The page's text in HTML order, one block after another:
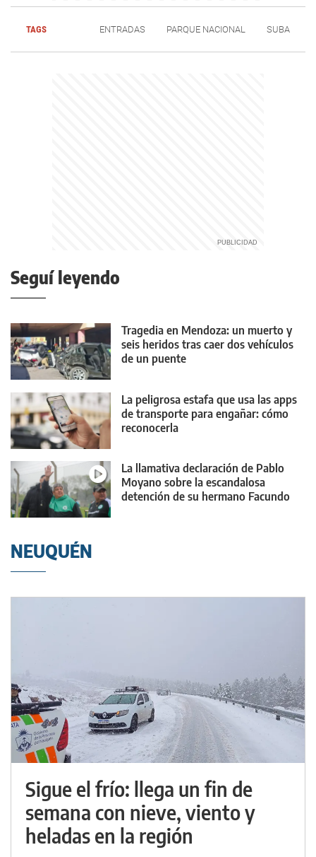
TAGS ENTRADAS PARQUE NACIONAL SUBA
Seguí leyendo
Tragedia en Mendoza: un muerto y
seis heridos tras caer dos vehículos
de un puente
La peligrosa estafa que usa las apps
de transporte para engañar: cómo
reconocerla
La llamativa declaración de Pablo
Moyano sobre la escandalosa
detención de su hermano Facundo
NEUQUÉN
Sigue el frío: llega un fin de
semana con nieve, viento y
heladas en la región